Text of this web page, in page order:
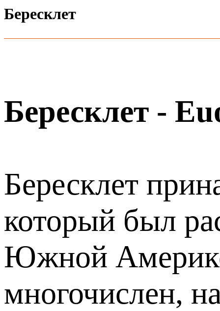
Бересклет
Бересклет -
Бересклет
который был
Южной Америке
многочислен,